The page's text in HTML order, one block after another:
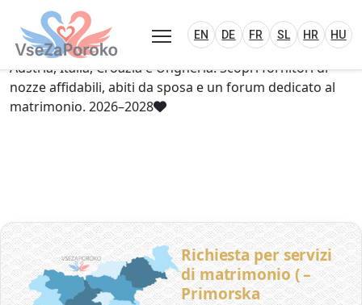
VseZaPoroko.net – Wedding Planning
Plan Your Wedding in Slovenia, Austria, Italy,
DEHR HU
VseZaPoroko – portale per l’organizzazione di
matrimoni locali e destination wedding in Slovenia,
Austria, Italia, Croazia e Ungheria. Scopri fornitori di
nozze affidabili, abiti da sposa e un forum dedicato al
matrimonio. 2026–2028
EN DE FR SL HR HU
Richiesta per servizi
di matrimonio ( –
Primorska